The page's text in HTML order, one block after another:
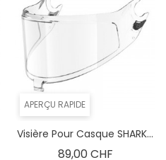
APERÇU RAPIDE
Visière Pour Casque SHARK...
89,00 CHFPrix